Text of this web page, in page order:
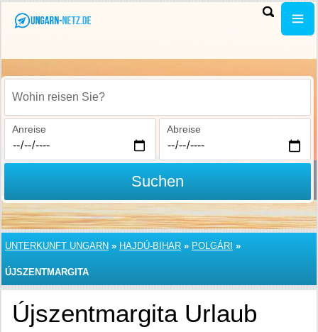
Wohin reisen Sie?
Anreise Abreise
Suchen
UNTERKUNFT UNGARN » HAJDÚ-BIHAR » POLGÁRI »
ÚJSZENTMARGITA
Újszentmargita Urlaub